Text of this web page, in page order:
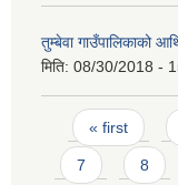
तुम्बेवा गाउँपालिकाको
मिति: 08/30/2018 -
Pages
« first
7 8